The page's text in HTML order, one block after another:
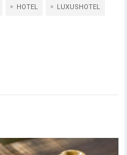
HOTEL LUXUSHOTEL